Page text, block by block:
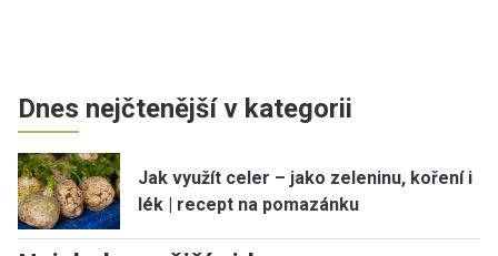
Dnes nejčtenější v kategorii
Jak využít celer – jako zeleninu, koření i
lék | recept na pomazánku